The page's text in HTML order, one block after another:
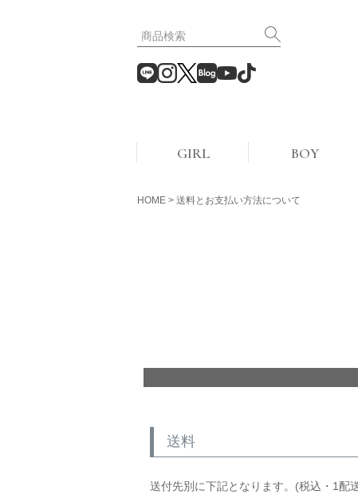
GIRL BOY
HOME 送料とお支払い方法について
送料
送付先別に下記となります。(税込・1配